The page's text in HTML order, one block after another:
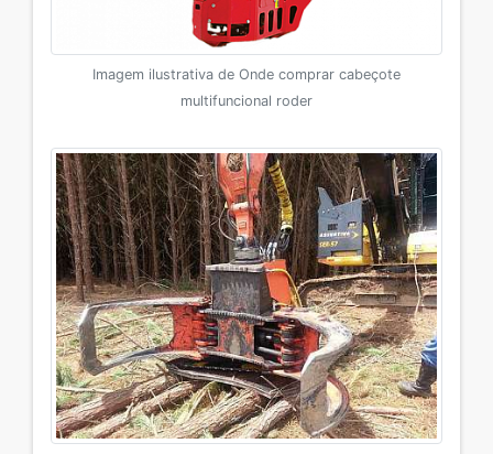
Imagem ilustrativa de Onde comprar cabeçote
multifuncional roder